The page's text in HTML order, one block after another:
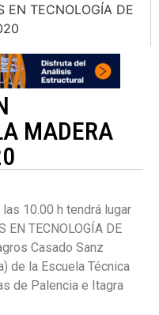
EN TECNOLOGÍA DE
MADERA
10.00 h tendrá lugar
EN TECNOLOGÍA DE
Casado Sanz
de la Escuela Técnica
de Palencia e Itagra